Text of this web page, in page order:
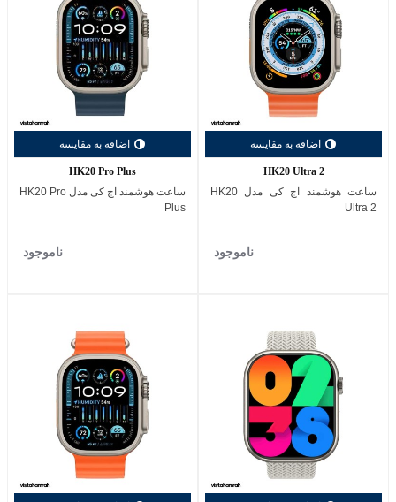
اضافه به مقایسه
HK20 Ultra 2
ساعت هوشمند اچ کی مدل HK20
Ultra 2
ناموجود
اضافه به مقایسه
HK20 Pro Plus
ساعت هوشمند اچ کی مدل HK20 Pro
Plus
ناموجود